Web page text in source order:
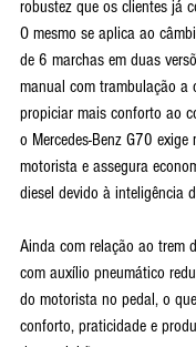
robustez que os clientes já
O mesmo se aplica ao
de 6 marchas em duas
manual com trambulação a
propiciar mais conforto ao
o Mercedes-Benz G70
motorista e assegura
diesel devido à inteligência
Ainda com relação ao trem
com auxílio pneumático
do motorista no pedal, o
conforto, praticidade e